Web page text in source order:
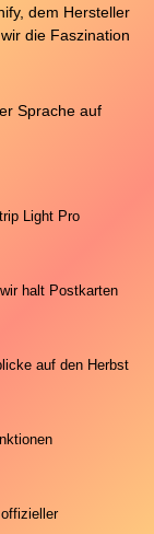
dem Hersteller
die Faszination
Sprache auf
Light Pro
halt Postkarten
auf den Herbst